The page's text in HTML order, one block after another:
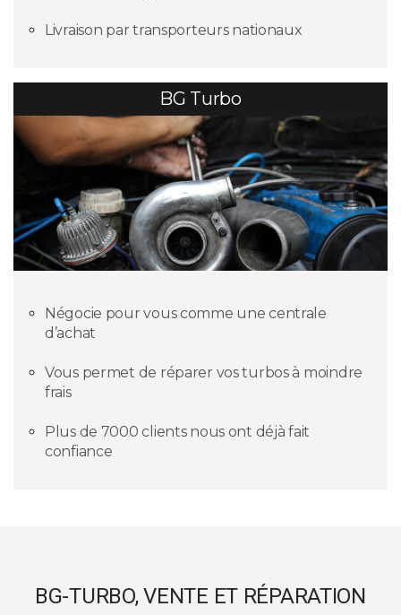
Livraison par transporteurs nationaux
BG Turbo
Négocie pour vous comme une centrale
d’achat
Vous permet de réparer vos turbos à moindre
frais
Plus de 7000 clients nous ont déjà fait
confiance
BG-TURBO, VENTE ET RÉPARATION